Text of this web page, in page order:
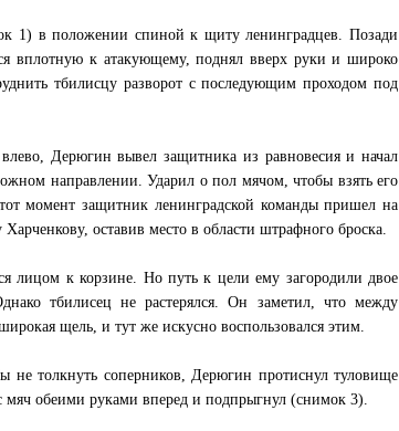
1) в положении спиной к щиту ленинградцев. Позади
вплотную к атакующему, поднял вверх руки и широко
тбилисцу разворот с последующим проходом под
Дерюгин вывел защитника из равновесия и начал
направлении. Ударил о пол мячом, чтобы взять его
момент защитник ленинградской команды пришел на
оставив место в области штрафного броска.
лицом к корзине. Но путь к цели ему загородили двое
тбилисец не растерялся. Он заметил, что между
щель, и тут же искусно воспользовался этим.
не толкнуть соперников, Дерюгин протиснул туловище
обеими руками вперед и подпрыгнул (снимок 3).